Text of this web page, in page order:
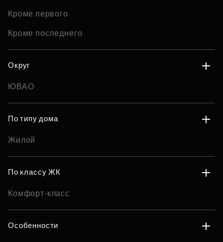
Кроме первого
Кроме последнего
Округ
ЮВАО
По типу дома
Жилой
По классу ЖК
Комфорт-класс
Особенности